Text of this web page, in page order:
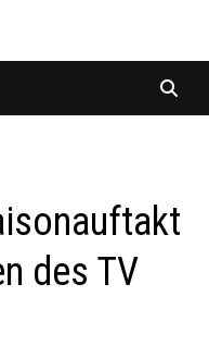
des TV